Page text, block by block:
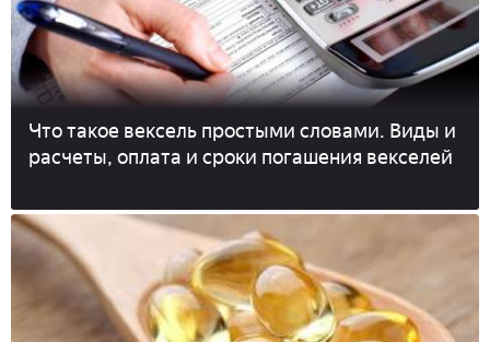
Что такое вексель простыми словами. Виды и
расчеты, оплата и сроки погашения векселей